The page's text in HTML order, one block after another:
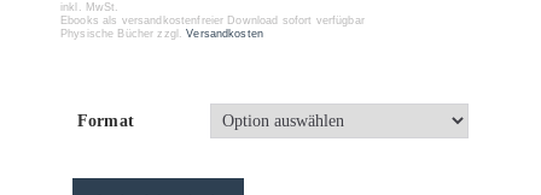
inkl. MwSt.
Ebooks als versandkostenfreier Download sofort verfügbar
Physische Bücher zzgl.Versandkosten
Format